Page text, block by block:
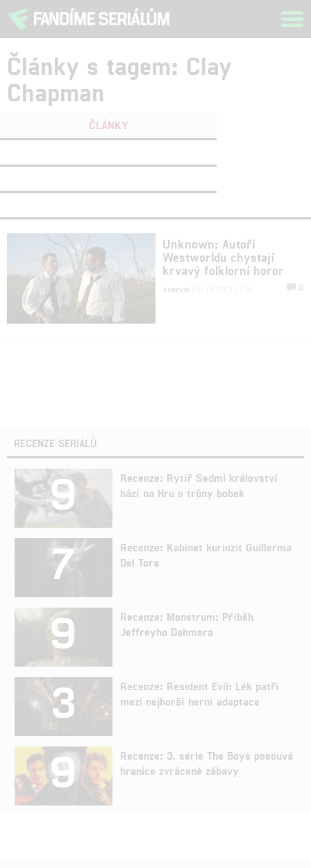
Články s tagem: Clay
Chapman
ČLÁNKY
Unknown: Autoři
Westworldu chystají
krvavý folklorní horor
Anarvin 0
RECENZE SERIÁLŮ
9
Recenze: Rytíř Sedmi království
hází na Hru o trůny bobek
7
Recenze: Kabinet kuriozit Guillerma
Del Tora
9
Recenze: Monstrum: Příběh
Jeffreyho Dahmera
3
Recenze: Resident Evil: Lék patří
mezi nejhorší herní adaptace
9
Recenze: 3. série The Boys posouvá
hranice zvrácené zábavy